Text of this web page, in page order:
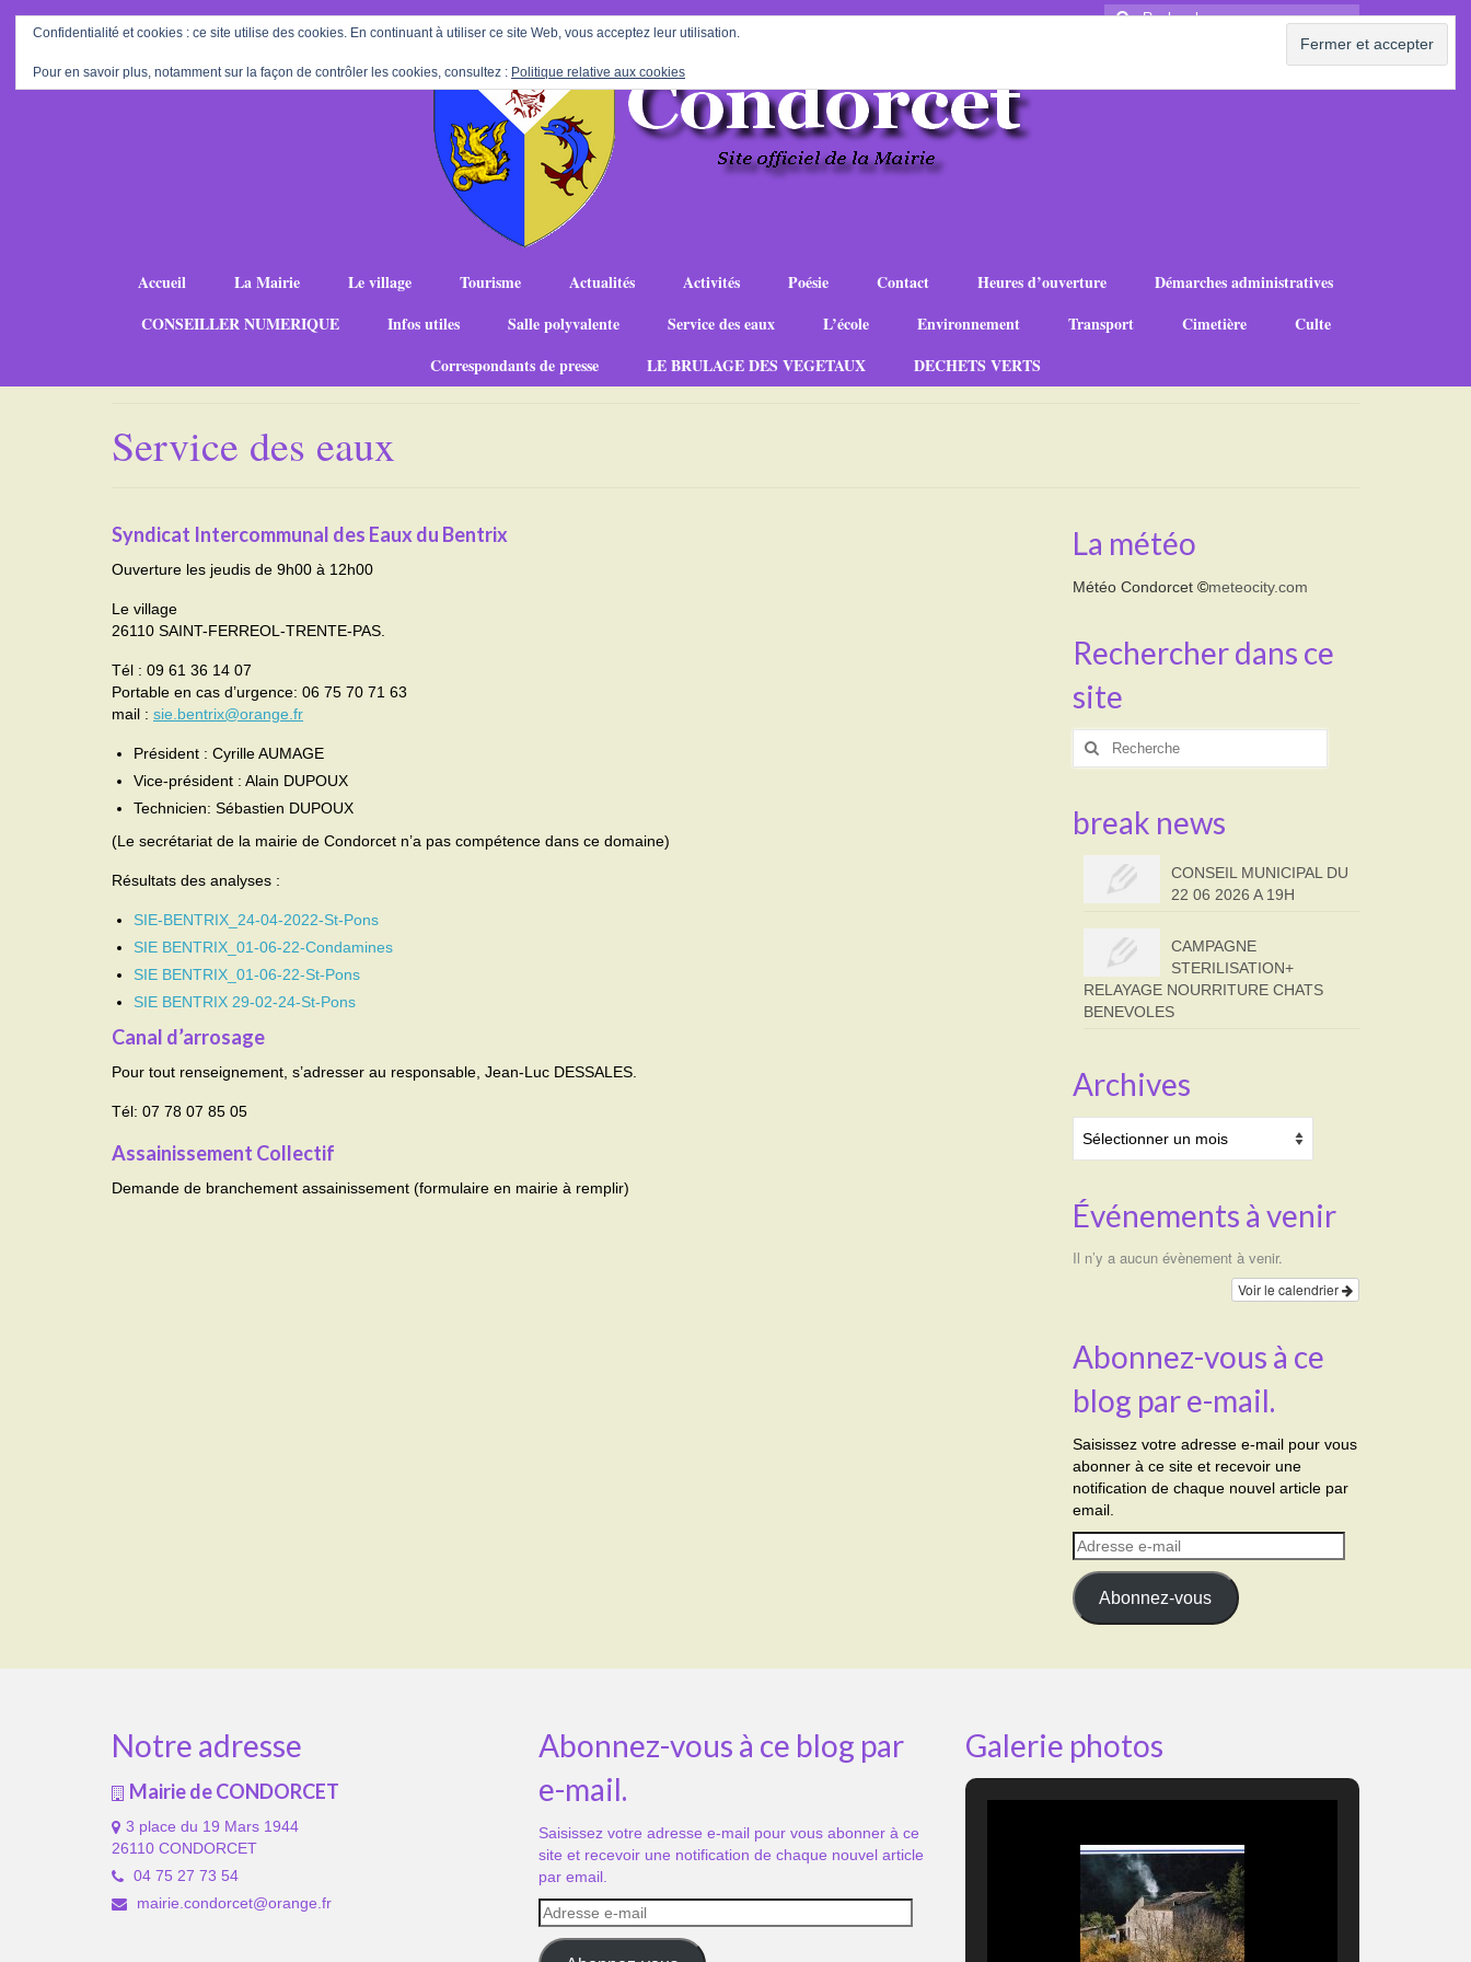
Rechercher
Accueil La Mairie Le village Tourisme Actualités Activités Poésie Contact Heures d’ouverture
Démarches administratives
CONSEILLER NUMERIQUE
Infos utiles Salle polyvalente Service des eaux L’école Environnement Transport Cimetière
Culte
Correspondants de presse
LE BRULAGE DES VEGETAUX DECHETS VERTS
Service des eaux
Syndicat Intercommunal des Eaux du Bentrix
Ouverture les jeudis de 9h00 à 12h00
Le village
26110 SAINT-FERREOL-TRENTE-PAS.
Tél : 09 61 36 14 07
Portable en cas d’urgence: 06 75 70 71 63
mail : sie.bentrix@orange.fr
Président : Cyrille AUMAGE
Vice-président : Alain DUPOUX
Technicien: Sébastien DUPOUX
(Le secrétariat de la mairie de Condorcet n’a pas compétence dans ce domaine)
Résultats des analyses :
SIE-BENTRIX_24-04-2022-St-Pons
SIE BENTRIX_01-06-22-Condamines
SIE BENTRIX_01-06-22-St-Pons
SIE BENTRIX 29-02-24-St-Pons
Canal d’arrosage
Pour tout renseignement, s’adresser au responsable, Jean-Luc DESSALES.
Tél: 07 78 07 85 05
Assainissement Collectif
Demande de branchement assainissement (formulaire en mairie à remplir)
La météo
Météo Condorcet©meteocity.com
Rechercher dans ce
site
Rechercher
break news
CONSEIL MUNICIPAL DU
22 06 2026 A 19H
CAMPAGNE
STERILISATION+
RELAYAGE NOURRITURE CHATS
BENEVOLES
Archives
Événements à venir
Il n’y a aucun évènement à venir.
Voir le calendrier
Abonnez-vous à ce
blog par e-mail.
Saisissez votre adresse e-mail pour vous
abonner à ce site et recevoir une
notification de chaque nouvel article par
email.
Adresse
e-
mail
Abonnez-vous
Notre adresse
Mairie de CONDORCET
3 place du 19 Mars 1944
26110 CONDORCET
04 75 27 73 54
mairie.condorcet@orange.fr
Abonnez-vous à ce blog par
e-mail.
Saisissez votre adresse e-mail pour vous abonner à ce
site et recevoir une notification de chaque nouvel article
par email.
Adresse
e-
mail
Galerie photos
Confidentialité et cookies : ce site utilise des cookies. En continuant à utiliser ce site Web, vous acceptez leur utilisation.
Pour en savoir plus, notamment sur la façon de contrôler les cookies, consultez : Politique relative aux cookies